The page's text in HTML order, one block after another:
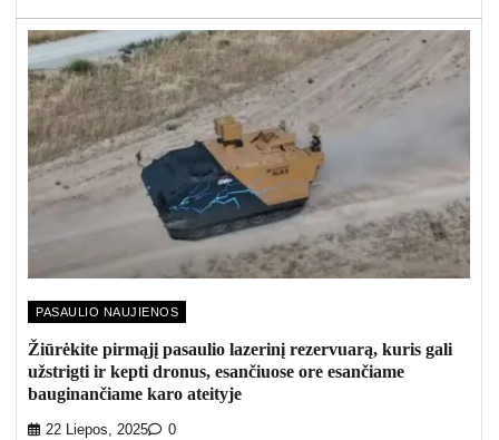
PASAULIO NAUJIENOS
Žiūrėkite pirmąjį pasaulio lazerinį rezervuarą, kuris gali
užstrigti ir kepti dronus, esančiuose ore esančiame
bauginančiame karo ateityje
22 Liepos, 2025 0